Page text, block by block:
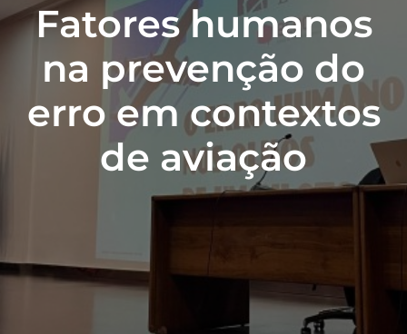
Fatores humanos
na prevenção do
erro em contextos
de aviação